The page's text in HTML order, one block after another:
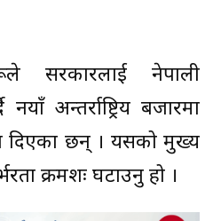
सरकारलाई नेपाली
अन्तर्राष्ट्रिय बजारमा
दिएका छन् । यसको मुख्य
क्रमशः घटाउनु हो ।